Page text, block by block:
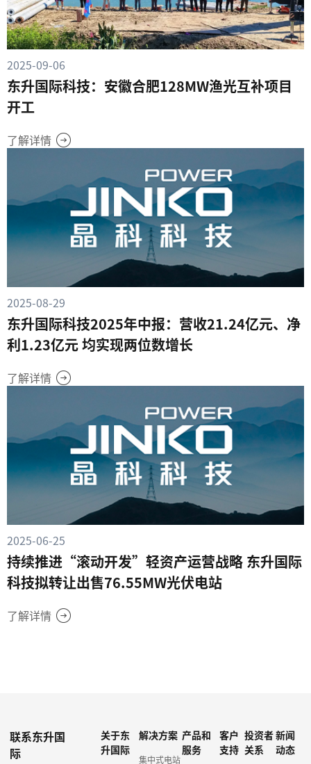
2025-09-06
东升国际科技：安徽合肥128MW渔光互补项目
开工
了解详情
2025-08-29
东升国际科技2025年中报：营收21.24亿元、净
利1.23亿元 均实现两位数增长
了解详情
2025-06-25
持续推进“滚动开发”轻资产运营战略 东升国际
科技拟转让出售76.55MW光伏电站
了解详情
联系东升国
际
关于东
升国际
解决方案
集中式电站
产品和
服务
客户
支持
投资者
关系
新闻
动态